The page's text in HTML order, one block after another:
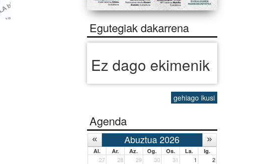
Egutegiak dakarrena
Ez dago ekimenik
gehiago ikusi
Agenda
Abuztua 2026
Al. Ar. Az. Og. Os. La. Ig.
27 28 29 30 31 1 2